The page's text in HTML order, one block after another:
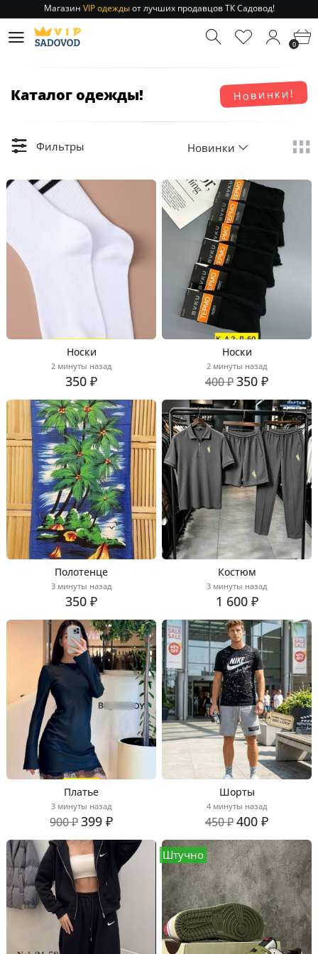
Отправление заказа 1-3 дняпо РФ и МСК!
Магазин
от лучших продавцов ТК Садовод!
0
Новинки!
Каталог одежды!
Фильтры Новинки
Носки
2 минуты назад
350 ₽
Носки
2 минуты назад
400 ₽350 ₽
Полотенце
3 минуты назад
350 ₽
Костюм
3 минуты назад
1 600 ₽
Платье
3 минуты назад
900 ₽399 ₽
Шорты
4 минуты назад
450 ₽400 ₽
Штучно